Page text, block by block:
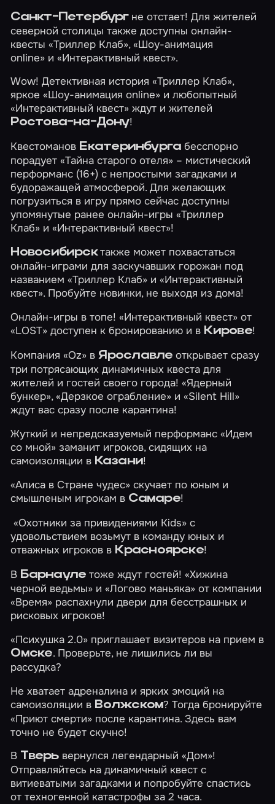
Санкт-Петербург не отстает! Для жителей
северной столицы также доступны онлайн-
квесты«Триллер Клаб»,«Шоу-анимация
online» и«Интерактивный квест».
Wow! Детективная история«Триллер Клаб»,
яркое«Шоу-анимация online» и любопытный
«Интерактивный квест» ждут и жителей
Ростова-на-Дону!
Квестоманов Екатеринбурга бесспорно
порадует«Тайна старого отеля» – мистический
перформанс (16+) с непростыми загадками и
будоражащей атмосферой. Для желающих
погрузиться в игру прямо сейчас доступны
упомянутые ранее онлайн-игры«Триллер
Клаб» и«Интерактивный квест»!
Новосибирсктакже может похвастаться
онлайн-играми для заскучавших горожан под
названием«Триллер Клаб» и«Интерактивный
квест». Пробуйте новинки, не выходя из дома!
Онлайн-игры в топе!«Интерактивный квест» от
«LOST» доступен к бронированию и в Кирове!
Компания «Oz» вЯрославле открывает сразу
три потрясающих динамичных квеста для
жителей и гостей своего города!«Ядерный
бункер»,«Дерзкое ограбление» и«Silent Hill»
ждут вас сразу после карантина!
Жуткий и непредсказуемый перформанс«Идем
со мной» заманит игроков, сидящих на
самоизоляции в Казани!
«Алиса в Стране чудес» скучает по юным и
смышленым игрокам в Самаре!
«Охотники за привидениями Kids» с
удовольствием возьмут в команду юных и
отважных игроков в Красноярске!
В Барнауле тоже ждут гостей!«Хижина
черной ведьмы» и«Логово маньяка» от компании
«Время» распахнули двери для бесстрашных и
рисковых игроков!
«Психушка 2.0» приглашает визитеров на прием в
Омске. Проверьте, не лишились ли вы
рассудка?
Не хватает адреналина и ярких эмоций на
самоизоляции в Волжском? Тогда бронируйте
«Приют смерти» после карантина. Здесь вам
точно не будет скучно!
В Тверьвернулся легендарный «Дом»!
Отправляйтесь на динамичный квест с
витиеватыми загадками и попробуйте спастись
от техногенной катастрофы за 2 часа.